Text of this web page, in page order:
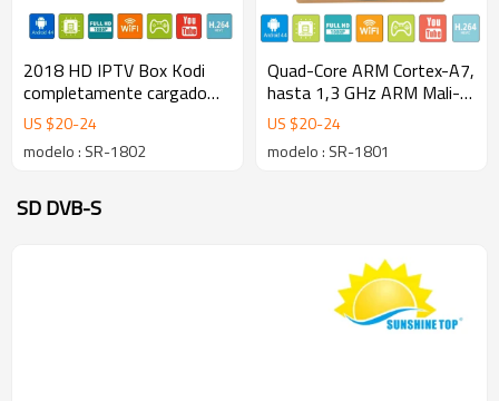
2018 HD IPTV Box Kodi
completamente cargado
con RK3128 Rockchip 1GB
DDR3 y 8GB NAND FLASH
Android set top tv box
US $20-24
modelo : SR-1802
Quad-Core ARM Cortex-A7,
hasta 1,3 GHz ARM Mali-
400MP2 GPU, admite
OpenGL ES1.1 / 2.0 SR-
1801 caja de Android
US $20-24
modelo : SR-1801
SD DVB-S